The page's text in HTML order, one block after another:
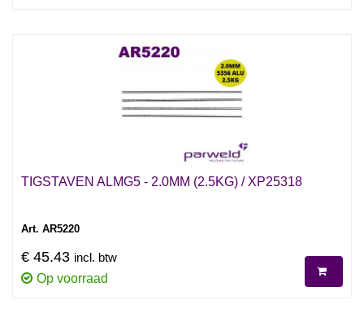
TIGSTAVEN ALMG5 - 2.0MM (2.5KG) / XP25318
Art. AR5220
€ 45.43 incl. btw
Op voorraad